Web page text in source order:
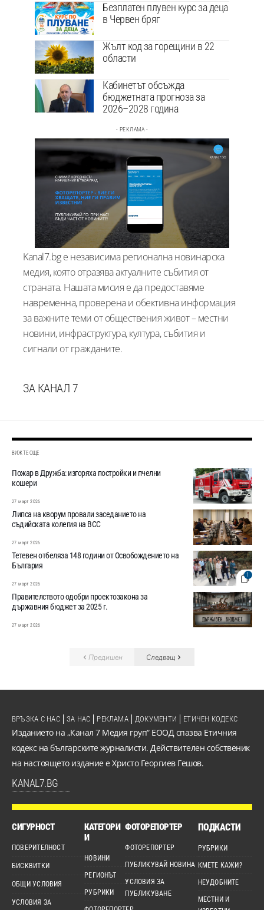
Безплатен плувен курс за деца
в Червен бряг
Жълт код за горещини в 22
области
Кабинетът обсъжда
бюджетната прогноза за
2026–2028 година
- РЕКЛАМА -
Kanal7.bg е независима регионална новинарска
медия, която отразява актуалните събития от
страната. Нашата мисия е да предоставяме
навременна, проверена и обективна информация
за важните теми от обществения живот – местни
новини, инфраструктура, култура, събития и
сигнали от гражданите.
ЗА КАНАЛ 7
ВИЖТЕ ОЩЕ
Пожар в Дружба: изгоряха постройки и пчелни
кошери
27 март 2026
Липса на кворум провали заседанието на
съдийската колегия на ВСС
27 март 2026
1
Тетевен отбеляза 148 години от Освобождението на
България
27 март 2026
Правителството одобри проектозакона за
държавния бюджет за 2025 г.
27 март 2026
Предишен Следващ
Изданието на „Канал 7 Медия груп“ ЕООД спазва Етичния
кодекс на българските журналисти. Действителен собственик
на настоящето издание е Христо Георгиев Гешов.
KANAL7.BG
ВРЪЗКА С НАС ЗА НАС РЕКЛАМА ДОКУМЕНТИ ЕТИЧЕН КОДЕКС
СИГУРНОСТ
ПОВЕРИТЕЛНОСТ
БИСКВИТКИ
ОБЩИ УСЛОВИЯ
УСЛОВИЯ ЗА
КАТЕГОРИ
И
НОВИНИ
РЕГИОНЪТ
РУБРИКИ
ФОТОРЕПОРТЕР
ФОТОРЕПОРТЕР
ПУБЛИКУВАЙ НОВИНА
УСЛОВИЯ ЗА
ПУБЛИКУВАНЕ
ПОДКАСТИ
РУБРИКИ
КМЕТЕ КАЖИ?
НЕУДОБНИТЕ
МЕСТНИ И